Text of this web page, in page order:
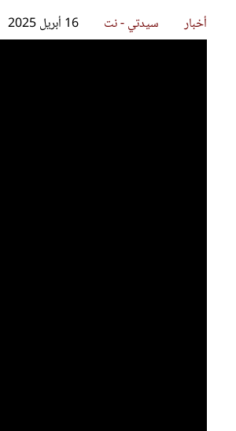
أخبار سيدتي - نت 16 أبريل 2025
شباب وبنات
علاقات زوجية